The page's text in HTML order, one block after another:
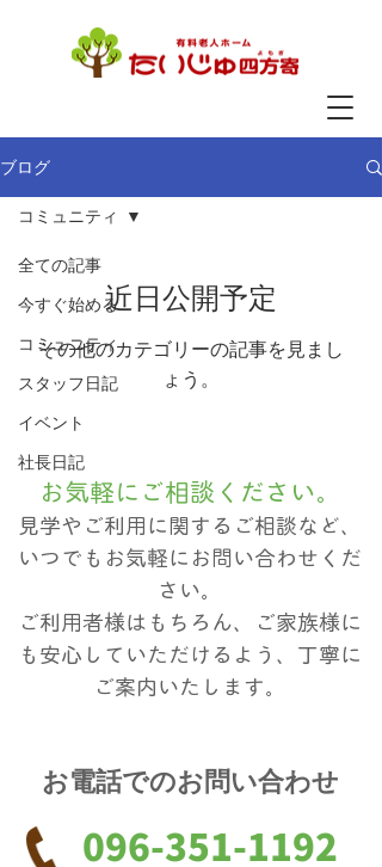
ブログ
全ての記事
今すぐ始める
コミュニティ
スタッフ日記
イベント
社長日記
コミュニティ
近日公開予定
その他のカテゴリーの記事を見まし
ょう。
お気軽にご相談ください。
見学やご利用に関するご相談など、
いつでもお気軽にお問い合わせくだ
さい。
ご利用者様はもちろん、ご家族様に
も安心していただけるよう、丁寧に
ご案内いたします。
お電話でのお問い合わせ
096-351-1192